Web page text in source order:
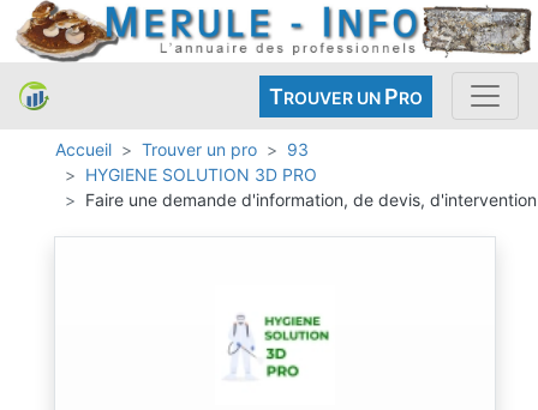
TROUVER UN PRO
Accueil Trouver un pro
93
HYGIENE SOLUTION 3D PRO
Faire une demande d'information, de devis, d'intervention